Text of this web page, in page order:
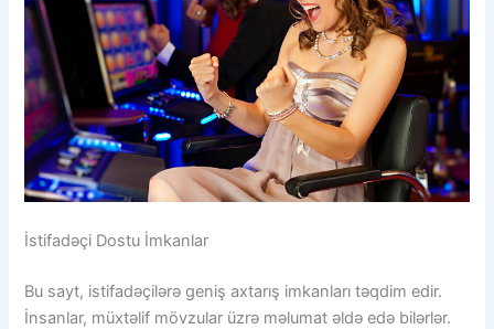
İstifadəçi Dostu İmkanlar
Bu sayt, istifadəçilərə geniş axtarış imkanları təqdim edir.
İnsanlar, müxtəlif mövzular üzrə məlumat əldə edə bilərlər.